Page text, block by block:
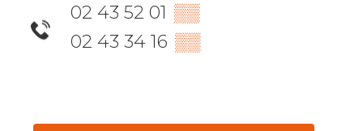
02 43 52 01 ▒▒
02 43 34 16 ▒▒